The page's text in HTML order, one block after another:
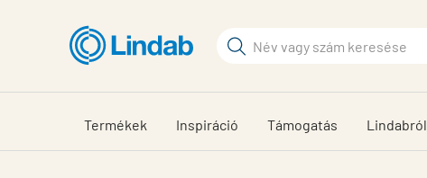
tartalomhoz
Keresési
keresése
Termékek Inspiráció Támogatás Lindabról